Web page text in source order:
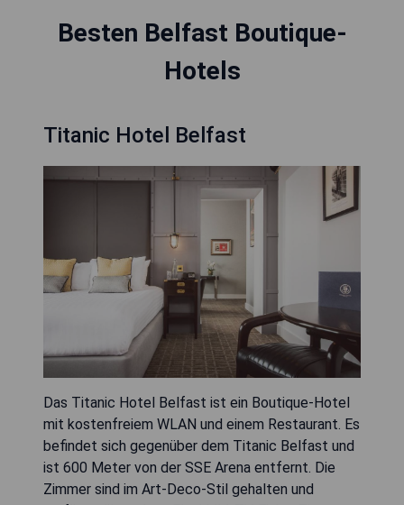
Besten Belfast Boutique-
Hotels
Titanic Hotel Belfast
Das Titanic Hotel Belfast ist ein Boutique-Hotel
mit kostenfreiem WLAN und einem Restaurant. Es
befindet sich gegenüber dem Titanic Belfast und
ist 600 Meter von der SSE Arena entfernt. Die
Zimmer sind im Art-Deco-Stil gehalten und